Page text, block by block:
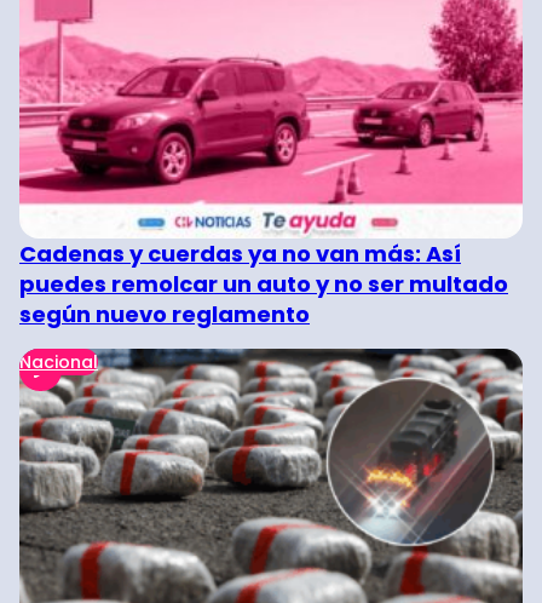
Cadenas y cuerdas ya no van más: Así
puedes remolcar un auto y no ser multado
según nuevo reglamento
Nacional